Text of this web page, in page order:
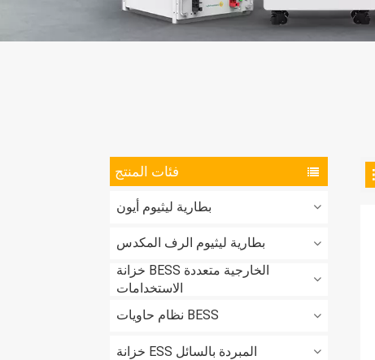
فئات المنتج
بطارية ليثيوم أيون
بطارية ليثيوم الرف المكدس
خزانة BESS الخارجية متعددة
الاستخدامات
نظام حاويات BESS
خزانة ESS المبردة بالسائل